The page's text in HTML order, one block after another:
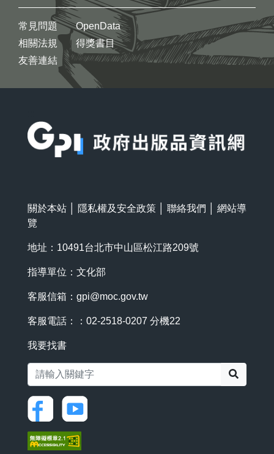
常見問題
相關法規
友善連結
OpenData
得獎書目
關於本站 隱私權及安全政策 聯絡我們
網站導
覽
地址：10491台北市中山區松江路209號
指導單位：文化部
客服信箱： gpi@moc.gov.tw
客服電話：：02-2518-0207 分機22
我要找書